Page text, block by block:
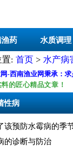
药 水质调理
置: 首页 > 水产病
-西南渔业网秉承：
的匠心精品文章！
性病
该预防水霉病的季
的诊断与防治